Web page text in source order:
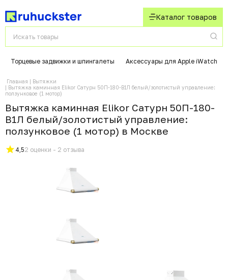
Каталог товаров
Торцевые задвижки и шпингалеты Аксессуары для Apple iWatch
Главная
Вытяжки
Вытяжка каминная Elikor Сатурн 50П-180-В1Л белый/золотистый управление:
ползунковое (1 мотор)
Вытяжка каминная Elikor Сатурн 50П-180-
В1Л белый/золотистый управление:
ползунковое (1 мотор) в Москвe
4,52 оценки - 2 отзыва